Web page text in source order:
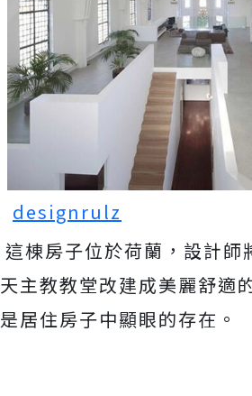
designrulz
這棟房子位於荷蘭，設計師
天主教教堂改建成美麗舒適
是居住房子中顯眼的存在。